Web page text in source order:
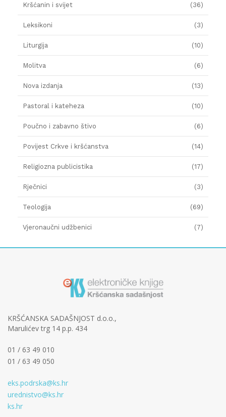
Kršćanin i svijet (36)
Leksikoni (3)
Liturgija (10)
Molitva (6)
Nova izdanja (13)
Pastoral i kateheza (10)
Poučno i zabavno štivo (6)
Povijest Crkve i kršćanstva (14)
Religiozna publicistika (17)
Rječnici (3)
Teologija (69)
Vjeronaučni udžbenici (7)
KRŠĆANSKA SADAŠNJOST d.o.o.,
Marulićev trg 14 p.p. 434
01 / 63 49 010
01 / 63 49 050
eks.podrska@ks.hr
urednistvo@ks.hr
ks.hr